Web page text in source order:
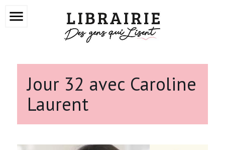
menu
Jour 32 avec Caroline
Laurent